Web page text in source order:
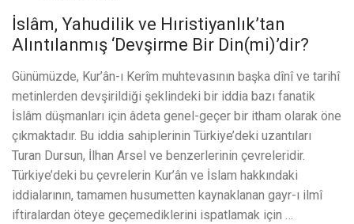
İslâm, Yahudilik ve Hıristiyanlık’tan
Alıntılanmış ‘Devşirme Bir Din(mi)’dir?
Günümüzde, Kur’ân-ı Kerîm muhtevasının başka dînî ve tarihî
metinlerden devşirildiği şeklindeki bir iddia bazı fanatik
İslâm düşmanları için âdeta genel-geçer bir itham olarak öne
çıkmaktadır. Bu iddia sahiplerinin Türkiye’deki uzantıları
Turan Dursun, İlhan Arsel ve benzerlerinin çevreleridir.
Türkiye’deki bu çevrelerin Kur’ân ve İslam hakkındaki
iddialarının, tamamen husumetten kaynaklanan gayr-ı ilmî
iftiralardan öteye geçemediklerini ispatlamak için …